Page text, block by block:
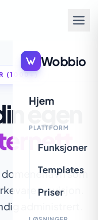
Wobbio
Hjem
PLATTFORM
Funksjoner
Templates
Priser
(1000+)
egen
som
og visjon.
administrert.